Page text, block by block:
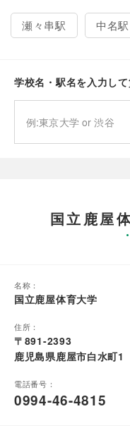
瀬々串駅 中名駅
学校名・駅名を入力し
国立鹿屋
名称：
国立鹿屋体育大学
住所：
〒891-2393
鹿児島県鹿屋市白水町1
電話番号：
0994-46-4815